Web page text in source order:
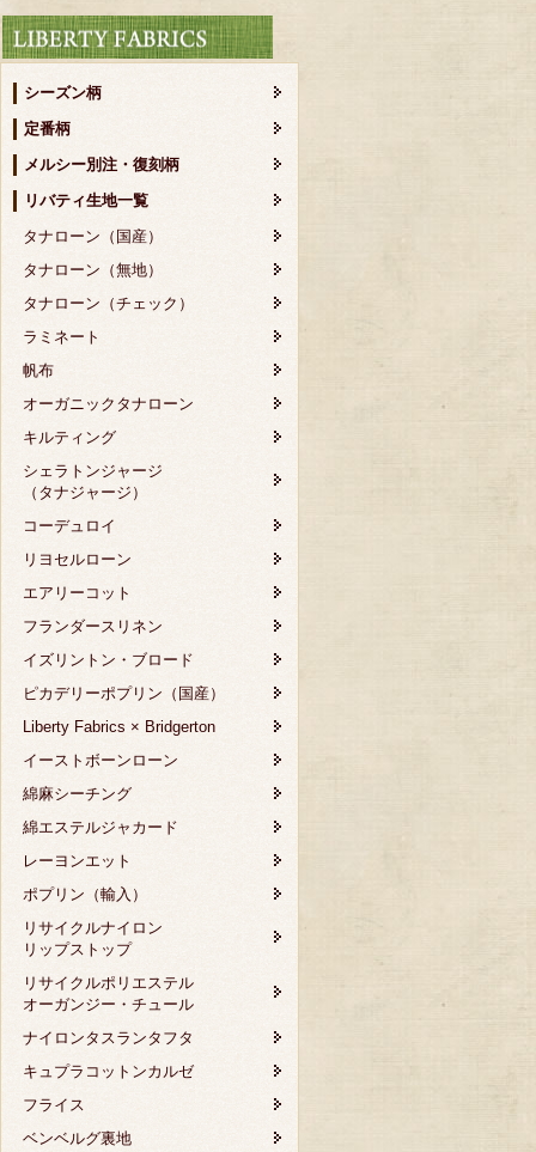
シーズン柄
定番柄
メルシー別注・復刻柄
リバティ生地一覧
タナローン（国産）
タナローン（無地）
タナローン（チェック）
ラミネート
帆布
オーガニックタナローン
キルティング
シェラトンジャージ
（タナジャージ）
コーデュロイ
リヨセルローン
エアリーコット
フランダースリネン
イズリントン・ブロード
ピカデリーポプリン（国産）
Liberty Fabrics × Bridgerton
イーストボーンローン
綿麻シーチング
綿エステルジャカード
レーヨンエット
ポプリン（輸入）
リサイクルナイロン
リップストップ
リサイクルポリエステル
オーガンジー・チュール
ナイロンタスランタフタ
キュプラコットンカルゼ
フライス
ベンベルグ裏地